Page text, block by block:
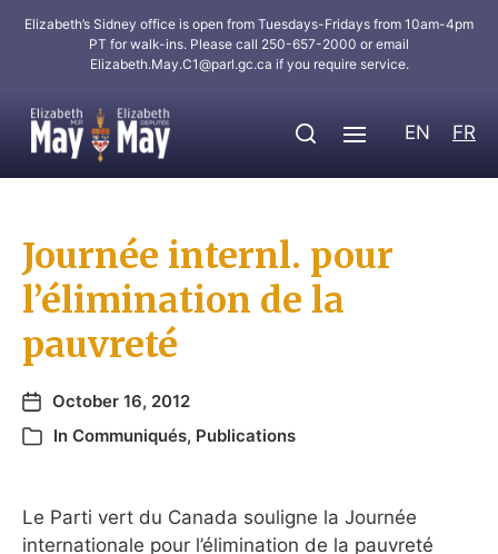
Elizabeth’s Sidney office is open from Tuesdays-Fridays from 10am-4pm
PT for walk-ins. Please call 250-657-2000 or email
Elizabeth.May.C1@parl.gc.ca if you require service.
EN FR
Journée internl. pour
l’éliminat​ion de la
pauvreté
October 16, 2012
In Communiqués, Publications
Le Parti vert du Canada souligne la Journée
internationale pour l’élimination de la pauvreté